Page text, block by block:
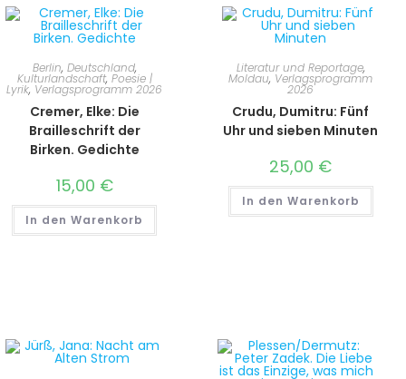
Berlin, Deutschland,
Kulturlandschaft, Poesie |
Lyrik, Verlagsprogramm 2026
Cremer, Elke: Die
Brailleschrift der
Birken. Gedichte
15,00 €
In den Warenkorb
Literatur und Reportage,
Moldau, Verlagsprogramm
2026
Crudu, Dumitru: Fünf
Uhr und sieben Minuten
25,00 €
In den Warenkorb